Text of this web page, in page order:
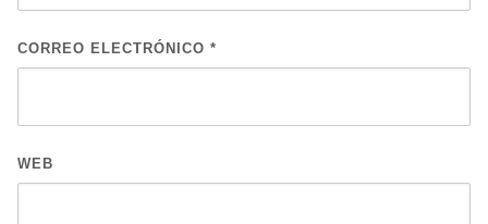
CORREO ELECTRÓNICO *
WEB